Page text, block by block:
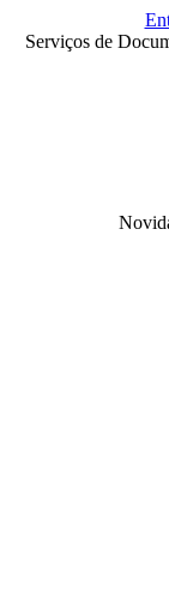
Serviços de